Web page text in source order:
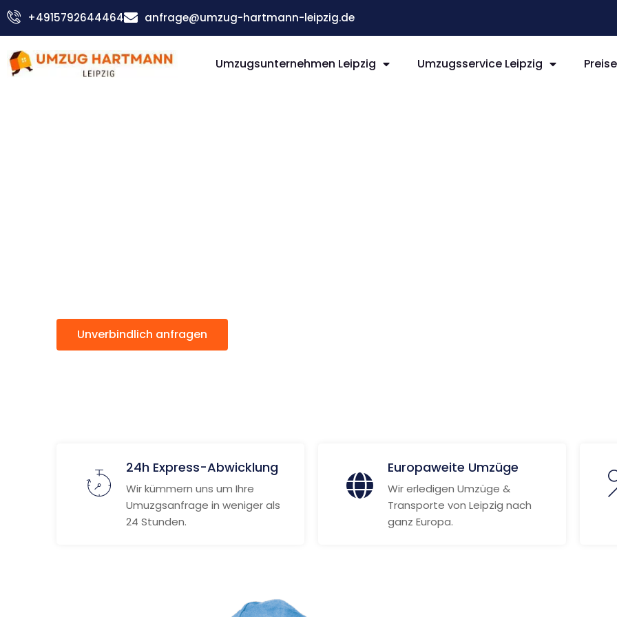
Zum
Inhalt
+4915792644464 anfrage@umzug-hartmann-leipzig.de
Umzugsunternehmen Leipzig Umzugsservice Leipzig Preise
Unverbindlich anfragen
24h Express-Abwicklung
Wir kümmern uns um Ihre
Umuzgsanfrage in weniger als
24 Stunden.
Europaweite Umzüge
Wir erledigen Umzüge &
Transporte von Leipzig nach
ganz Europa.